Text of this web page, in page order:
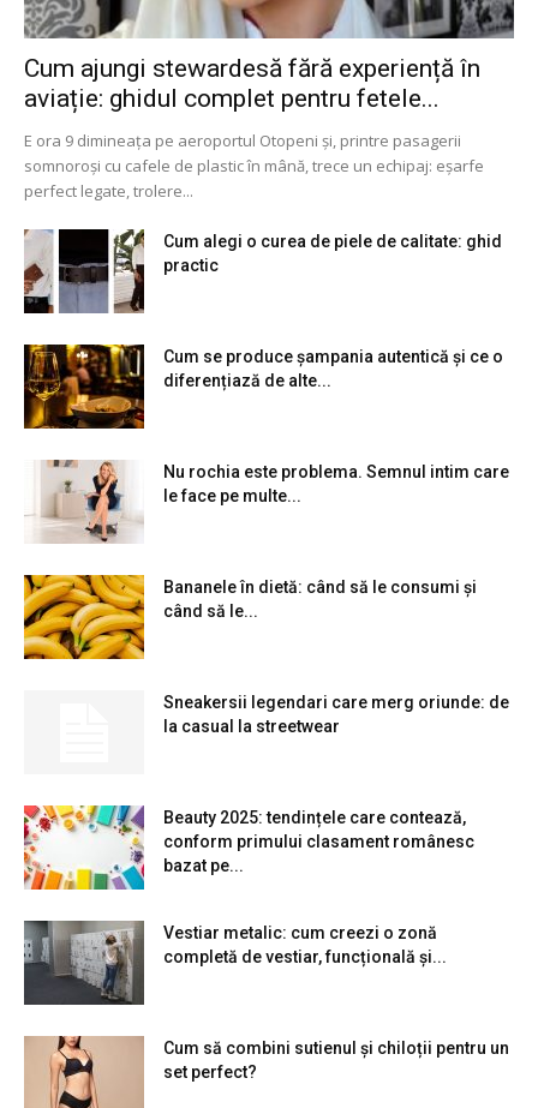
Cum ajungi stewardesă fără experiență în
aviație: ghidul complet pentru fetele...
E ora 9 dimineața pe aeroportul Otopeni și, printre pasagerii
somnoroși cu cafele de plastic în mână, trece un echipaj: eșarfe
perfect legate, trolere...
Cum alegi o curea de piele de calitate: ghid
practic
Cum se produce șampania autentică și ce o
diferențiază de alte...
Nu rochia este problema. Semnul intim care
le face pe multe...
Bananele în dietă: când să le consumi și
când să le...
Sneakersii legendari care merg oriunde: de
la casual la streetwear
Beauty 2025: tendințele care contează,
conform primului clasament românesc
bazat pe...
Vestiar metalic: cum creezi o zonă
completă de vestiar, funcțională și...
Cum să combini sutienul și chiloții pentru un
set perfect?